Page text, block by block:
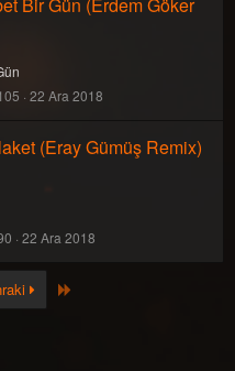
Bir Gün (Erdem Göker
22 Ara 2018
(Eray Gümüş Remix)
22 Ara 2018